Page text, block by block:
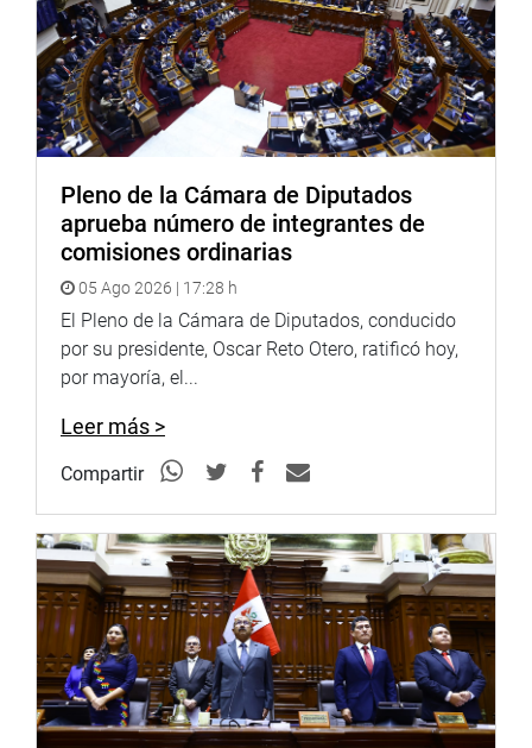
3 de la tarde y se acordó que el presidente de Sedapal
absuelva por escrito varias de las interrogantes de los
congresistas presentes en la sesión. (JSR)
Puede encontrar más información en nuestra página web
y redes sociales.
http://www.congreso.gob.pe/
Facebook:
https://www.facebook.com/congresodelarepublicadelperu?
fref=ts
Twitter: https://twitter.com/congresoperu
Youtube:http://www.youtube.com/congresoperu
http://www.youtube.com/congresoperu
Soundcloud:https://soundcloud.com/radiocongreso
https://soundcloud.com/radiocongreso>
Sistema de Archivo Fotográfico (SAF):
http://www4.congreso.gob.pe/fotografia.asp
Pleno de la Cámara de Diputados
aprueba número de integrantes de
comisiones ordinarias
05 Ago 2026 | 17:28 h
El Pleno de la Cámara de Diputados, conducido
por su presidente, Oscar Reto Otero, ratificó hoy,
por mayoría, el...
Leer más >
Compartir